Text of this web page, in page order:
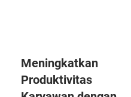
Meningkatkan
Produktivitas